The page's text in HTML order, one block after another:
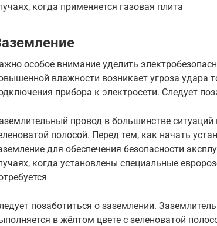
когда применяется газовая плита
особое внимание уделить
влажности возникает угроза удара
прибора к электросети. Следует
провод в большинстве
полосой. Перед тем, как начать
для обеспечения безопасности
когда установлены специальные
позаботиться о заземлении.
в жёлтом цвете с зеленоватой